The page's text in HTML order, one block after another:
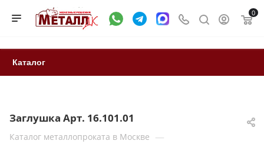
0
Каталог
Заглушка Арт. 16.101.01
Каталог металлопроката в Москве —